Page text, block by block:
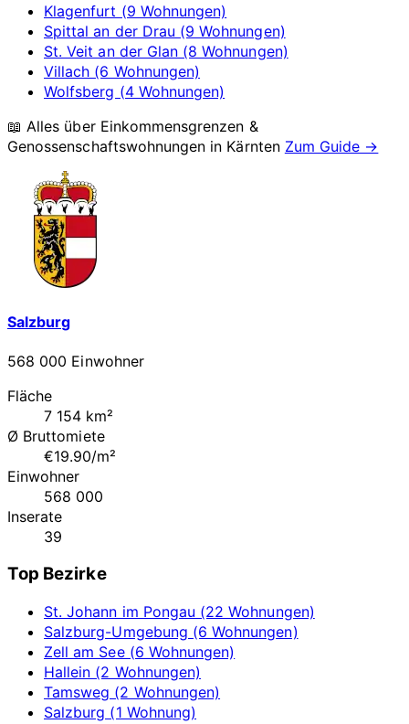
Klagenfurt (9 Wohnungen)
Spittal an der Drau (9 Wohnungen)
St. Veit an der Glan (8 Wohnungen)
Villach (6 Wohnungen)
Wolfsberg (4 Wohnungen)
📖 Alles über Einkommensgrenzen &
Genossenschaftswohnungen in Kärnten Zum Guide →
Salzburg
568 000 Einwohner
Fläche
7 154 km²
Ø Bruttomiete
€19.90/m²
Einwohner
568 000
Inserate
39
Top Bezirke
St. Johann im Pongau (22 Wohnungen)
Salzburg-Umgebung (6 Wohnungen)
Zell am See (6 Wohnungen)
Hallein (2 Wohnungen)
Tamsweg (2 Wohnungen)
Salzburg (1 Wohnung)